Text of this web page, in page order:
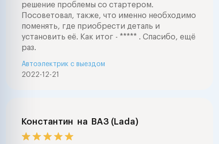
решение проблемы со стартером.
Посоветовал, также, что именно необходимо
поменять, где приобрести деталь и
установить её. Как итог - ***** . Спасибо, ещё
раз.
2022-12-21
Автоэлектрик с выездом
Константин на ВАЗ (Lada)